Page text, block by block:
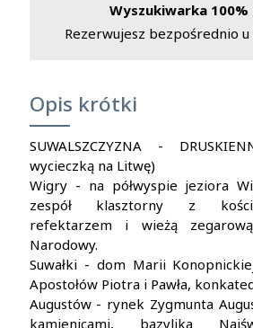
Wyszukiwarka 100%
Rezerwujesz bezpośrednio
Opis krótki
SUWALSZCZYZNA -
wycieczką na Litwę)
Wigry - na półwyspie jeziora
zespół klasztorny z
refektarzem i wieżą
Narodowy.
Suwałki - dom Marii
Apostołów Piotra i Pawła,
Augustów - rynek Zygmunta
kamienicami, bazylika